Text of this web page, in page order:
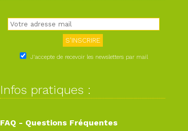
J'accepte de recevoir les newsletters par mail
Infos pratiques :
FAQ - Questions Fréquentes